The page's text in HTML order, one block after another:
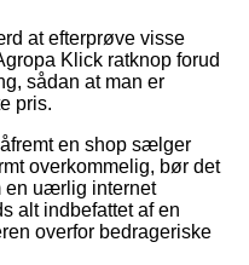
at efterprøve visse
Klick ratknop forud
sådan at man er
pris.
en shop sælger
overkommelig, bør det
en uærlig internet
alt indbefattet af en
overfor bedrageriske